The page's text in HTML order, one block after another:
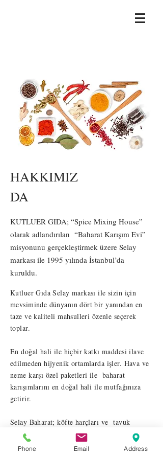
HAKKIMIZ
DA
KUTLUER GIDA; “Spice Mixing House”
olarak adlandırılan “Baharat Karışım Evi”
misyonunu gerçekleştirmek üzere Selay
markası ile 1995 yılında İstanbul’da
kuruldu.
Kutluer Gıda Selay markası ile sizin için
mevsiminde dünyanın dört bir yanından en
taze ve kaliteli mahsulleri özenle seçerek
toplar.
En doğal hali ile hiçbir katkı maddesi ilave
edilmeden hijyenik ortamlarda işler. Hava ve
neme karşı özel paketleri ile baharat
karışımlarını en doğal hali ile mutfağınıza
getirir.
Selay Baharat; köfte harçları ve tavuk
sosları, çiğ köfte, kebap harçları gibi
geleneksel tatların yanında; ızgara/barbekü
Phone Email Address